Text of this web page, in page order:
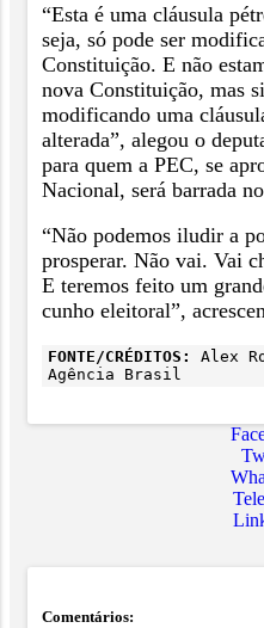
“Esta é uma cláusula
seja, só pode ser
Constituição. E não
nova Constituição, mas
modificando uma
alterada”, alegou o
para quem a PEC, se
Nacional, será barrada
“Não podemos iludir a
prosperar. Não vai. Vai
E teremos feito um
cunho eleitoral”,
FONTE/CRÉDITOS:
Alex
Agência Brasil
Comentários: